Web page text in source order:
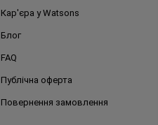
Кар'єра у Watsons
Блог
FAQ
Публічна оферта
Повернення замовлення